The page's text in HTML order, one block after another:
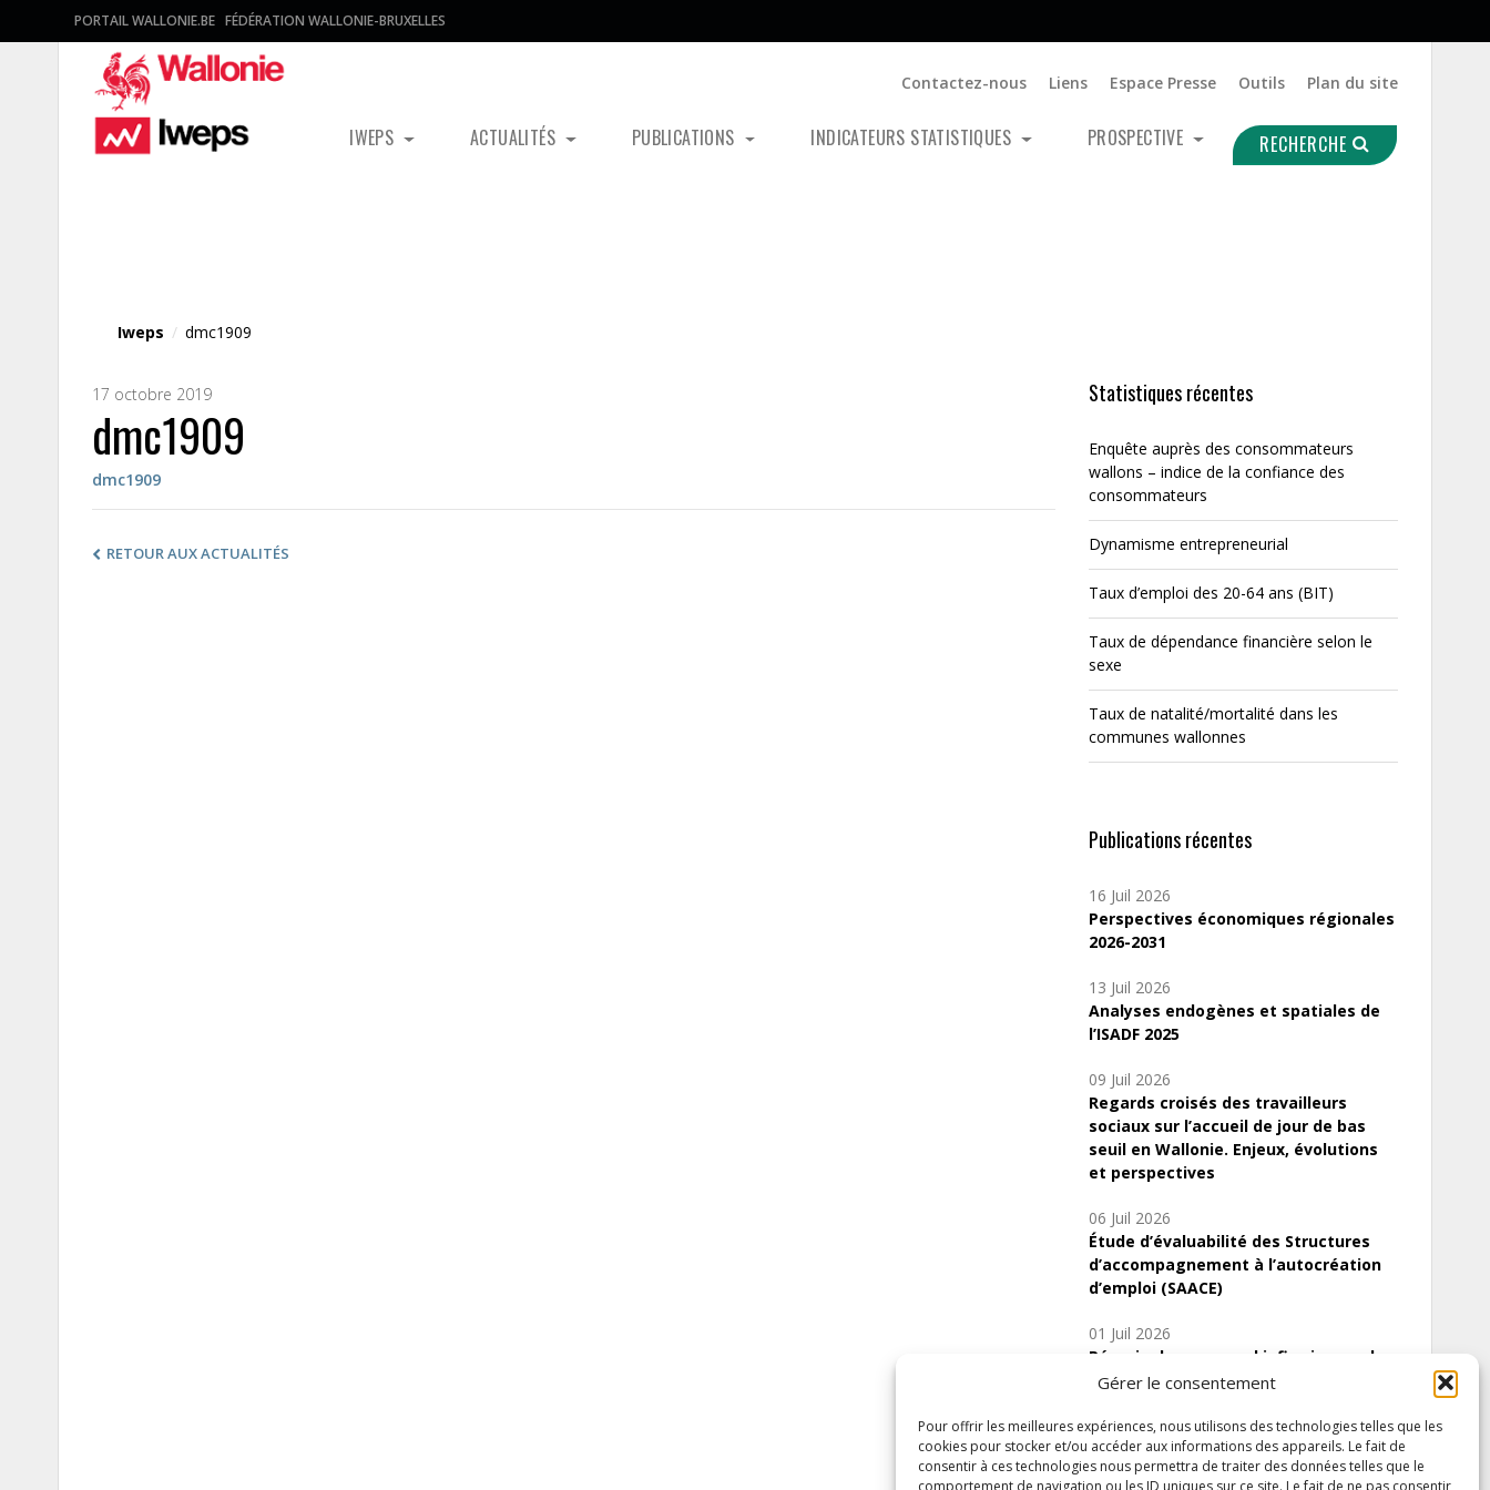
Gérer le consentement
Pour offrir les meilleures expériences, nous utilisons des technologies telles que les
cookies pour stocker et/ou accéder aux informations des appareils. Le fait de
consentir à ces technologies nous permettra de traiter des données telles que le
comportement de navigation ou les ID uniques sur ce site. Le fait de ne pas consentir
PORTAIL WALLONIE.BE FÉDÉRATION WALLONIE-BRUXELLES
Contactez-nous Liens Espace Presse Outils Plan du site
IWEPS ACTUALITÉS PUBLICATIONS INDICATEURS STATISTIQUES PROSPECTIVE RECHERCHE
Iweps / dmc1909
17 octobre 2019
dmc1909
dmc1909
RETOUR AUX ACTUALITÉS
Statistiques récentes
Enquête auprès des consommateurs
wallons – indice de la confiance des
consommateurs
Dynamisme entrepreneurial
Taux d’emploi des 20-64 ans (BIT)
Taux de dépendance financière selon le
sexe
Taux de natalité/mortalité dans les
communes wallonnes
Publications récentes
16 Juil 2026
Perspectives économiques régionales
2026-2031
13 Juil 2026
Analyses endogènes et spatiales de
l’ISADF 2025
09 Juil 2026
Regards croisés des travailleurs
sociaux sur l’accueil de jour de bas
seuil en Wallonie. Enjeux, évolutions
et perspectives
06 Juil 2026
Étude d’évaluabilité des Structures
d’accompagnement à l’autocréation
d’emploi (SAACE)
01 Juil 2026
Pénurie du personnel infirmier :quels
indicateurs d’offre de soins pour